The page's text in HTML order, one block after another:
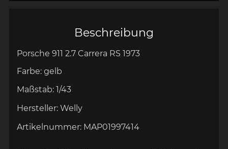
Beschreibung
Porsche 911 2.7 Carrera RS 1973
Farbe: gelb
Maßstab: 1/43
Hersteller: Welly
Artikelnummer: MAP01997414